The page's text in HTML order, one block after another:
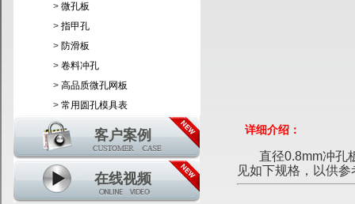
> 微孔板
> 指甲孔
> 防滑板
> 卷料冲孔
> 高品质微孔网板
> 常用圆孔模具表
客户案例
在线视频
详细介绍：
直径0.8mm冲孔板
见如下规格，以供